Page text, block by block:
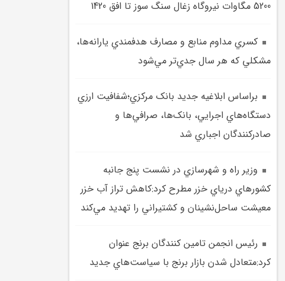
5200 مگاوات نيروگاه زغال سنگ سوز تا افق 1420
کسري مداوم منابع و مصارف هدفمندي يارانه‌ها،
مشکلي که هر سال جدي‌تر مي‌شود
براساس ابلاغيه جديد بانک مرکزي؛شفافيت ارزي
دستگاه‌هاي اجرايي، بانک‌ها، صرافي‌ها و
صادرکنندگان اجباري شد
وزير راه و شهرسازي در نشست پنج جانبه
کشورهاي درياي خزر مطرح کرد:کاهش تراز آب خزر
معيشت ساحل‌نشينان و کشتيراني را تهديد مي‌کند
رئيس انجمن تامين کنندگان برنج عنوان
کرد:متعادل شدن بازار برنج با سياست‌هاي جديد